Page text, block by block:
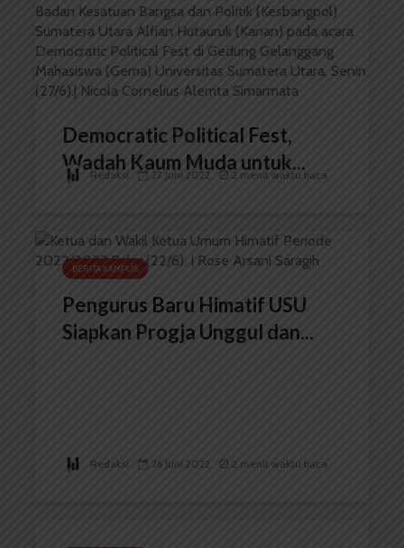
Democratic Political Fest,
Wadah Kaum Muda untuk...
Redaksi 27 Juni 2022 2 menit waktu baca
BERITA KAMPUS
Pengurus Baru Himatif USU
Siapkan Progja Unggul dan...
Redaksi 26 Juni 2022 2 menit waktu baca